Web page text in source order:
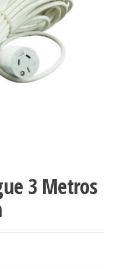
3 Metros